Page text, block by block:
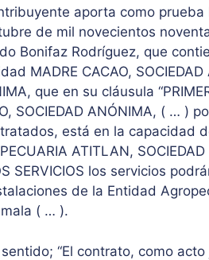
aporta como
de mil novecientos
Bonifaz Rodríguez, que
MADRE CACAO,
que en su cláusula
SOCIEDAD ANÓNIMA, ( … )
está en la capacidad
ATITLAN,
SERVICIOS los servicios
de la Entidad
( … ).
“El contrato, como